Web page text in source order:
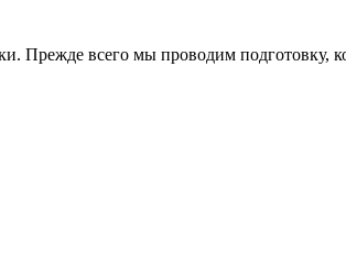
Прежде всего мы проводим подготовку,